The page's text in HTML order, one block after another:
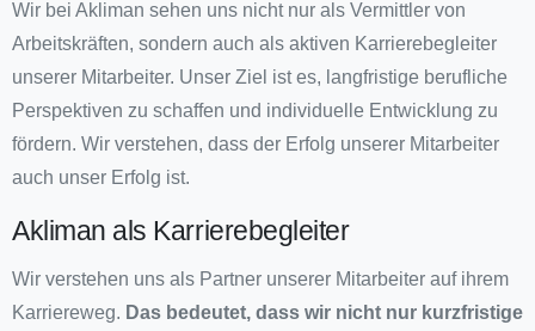
Wir bei Akliman sehen uns nicht nur als Vermittler von
Arbeitskräften, sondern auch als aktiven Karrierebegleiter
unserer Mitarbeiter. Unser Ziel ist es, langfristige berufliche
Perspektiven zu schaffen und individuelle Entwicklung zu
fördern. Wir verstehen, dass der Erfolg unserer Mitarbeiter
auch unser Erfolg ist.
Akliman als Karrierebegleiter
Wir verstehen uns als Partner unserer Mitarbeiter auf ihrem
Karriereweg. Das bedeutet, dass wir nicht nur kurzfristige